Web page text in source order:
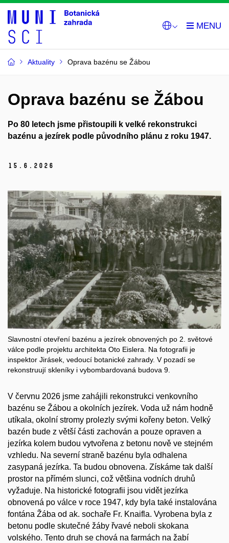
Aktuality Oprava bazénu se Žábou
Oprava bazénu se Žábou
Po 80 letech jsme přistoupili k velké rekonstrukci
bazénu a jezírek podle původního plánu z roku 1947.
15. 6. 2026
Slavnostní otevření bazénu a jezírek obnovených po 2. světové
válce podle projektu architekta Oto Eislera. Na fotografii je
inspektor Jirásek, vedoucí botanické zahrady. V pozadí se
rekonstruují skleníky i vybombardovaná budova 9.
V červnu 2026 jsme zahájili rekonstrukci venkovního
bazénu se Žábou a okolních jezírek. Voda už nám hodně
utíkala, okolní stromy prolezly svými kořeny beton. Velký
bazén bude z větší části zachován a pouze opraven a
jezírka kolem budou vytvořena z betonu nově ve stejném
vzhledu. Na severní straně bazénu byla odhalena
zasypaná jezírka. Ta budou obnovena. Získáme tak další
prostor na přímém slunci, což většina vodních druhů
vyžaduje. Na historické fotografii jsou vidět jezírka
obnovená po válce v roce 1947, kdy byla také instalována
fontána Žába od ak. sochaře Fr. Knaifla. Vyrobena byla z
betonu podle skutečné žáby řvavé neboli skokana
volského. Tento druh se chová na farmách na žabí